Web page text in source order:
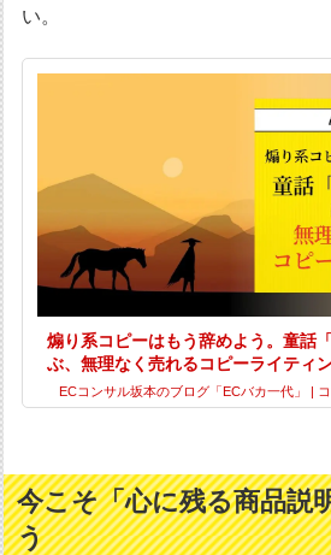
い。
煽り系コピーはもう辞めよう。童話
ぶ、無理なく売れるコピーライティ
ECコンサル坂本のブログ「ECバカ一代」 |
今こそ「心に残る商品説
う